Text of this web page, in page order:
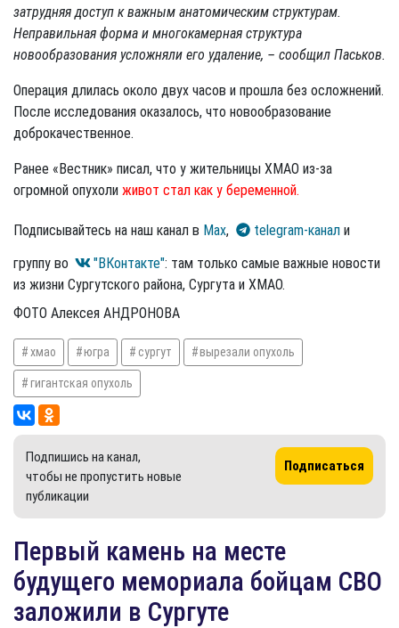
затрудняя доступ к важным анатомическим структурам.
Неправильная форма и многокамерная структура
новообразования усложняли его удаление, – сообщил Паськов.
Операция длилась около двух часов и прошла без осложнений.
После исследования оказалось, что новообразование
доброкачественное.
Ранее «Вестник» писал, что у жительницы ХМАО из-за
огромной опухоли живот стал как у беременной.
Подписывайтесь на наш канал в Max, telegram-канал и
группу во
"ВКонтакте": там только самые важные новости
из жизни Сургутского района, Сургута и ХМАО.
ФОТО Алексея АНДРОНОВА
хмао югра сургут вырезали опухоль
гигантская опухоль
Подпишись на канал,
чтобы не пропустить новые
публикации
Подписаться
​Первый камень на месте
будущего мемориала бойцам СВО
заложили в Сургуте